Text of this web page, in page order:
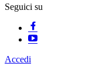
Seguici su
Accedi